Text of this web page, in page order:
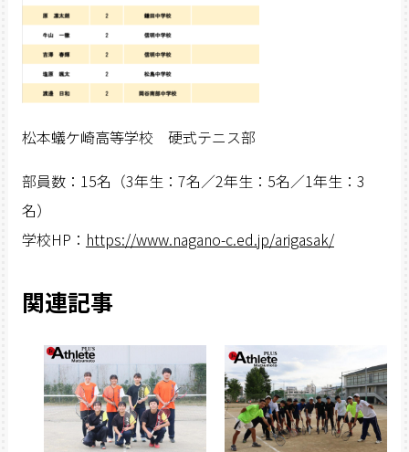
松本蟻ケ崎高等学校 硬式テニス部
部員数：15名（3年生：7名／2年生：5名／1年生：3
名）
学校HP： https://www.nagano-c.ed.jp/arigasak/
関連記事